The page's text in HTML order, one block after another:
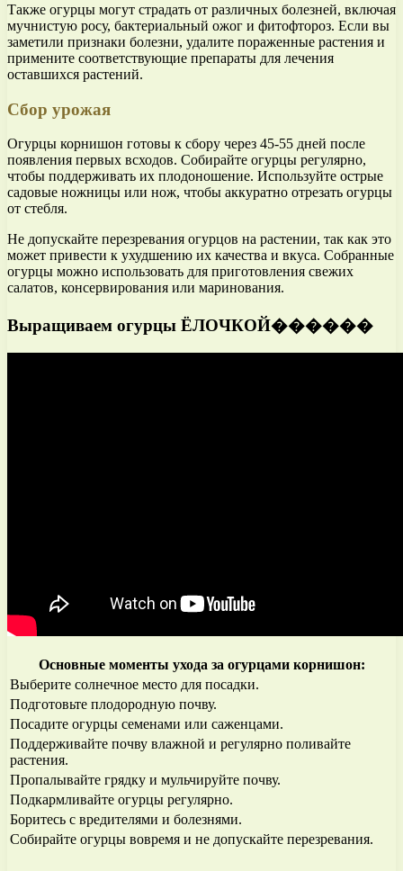
Также огурцы могут страдать от различных болезней, включая
мучнистую росу, бактериальный ожог и фитофтороз. Если вы
заметили признаки болезни, удалите пораженные растения и
примените соответствующие препараты для лечения
оставшихся растений.
Сбор урожая
Огурцы корнишон готовы к сбору через 45-55 дней после
появления первых всходов. Собирайте огурцы регулярно,
чтобы поддерживать их плодоношение. Используйте острые
садовые ножницы или нож, чтобы аккуратно отрезать огурцы
от стебля.
Не допускайте перезревания огурцов на растении, так как это
может привести к ухудшению их качества и вкуса. Собранные
огурцы можно использовать для приготовления свежих
салатов, консервирования или маринования.
Выращиваем огурцы ЁЛОЧКОЙ������
Основные моменты ухода за огурцами корнишон:
Выберите солнечное место для посадки.
Подготовьте плодородную почву.
Посадите огурцы семенами или саженцами.
Поддерживайте почву влажной и регулярно поливайте
растения.
Пропалывайте грядку и мульчируйте почву.
Подкармливайте огурцы регулярно.
Боритесь с вредителями и болезнями.
Собирайте огурцы вовремя и не допускайте перезревания.